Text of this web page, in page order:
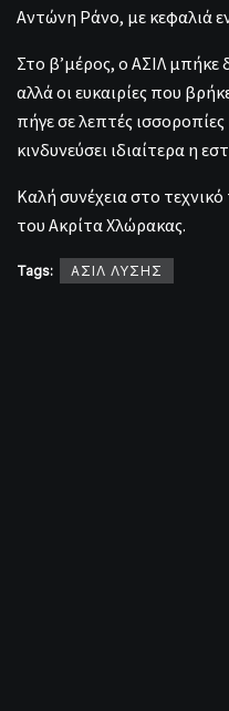
Αντώνη Ράνο, με κεφαλιά
Στο β’μέρος, ο ΑΣΙΛ μπήκε
αλλά οι ευκαιρίες που
πήγε σε λεπτές
κινδυνεύσει ιδιαίτερα η
Καλή συνέχεια στο
του Ακρίτα Χλώρακας.
Tags: ΑΣΙΛ ΛΥΣΗΣ